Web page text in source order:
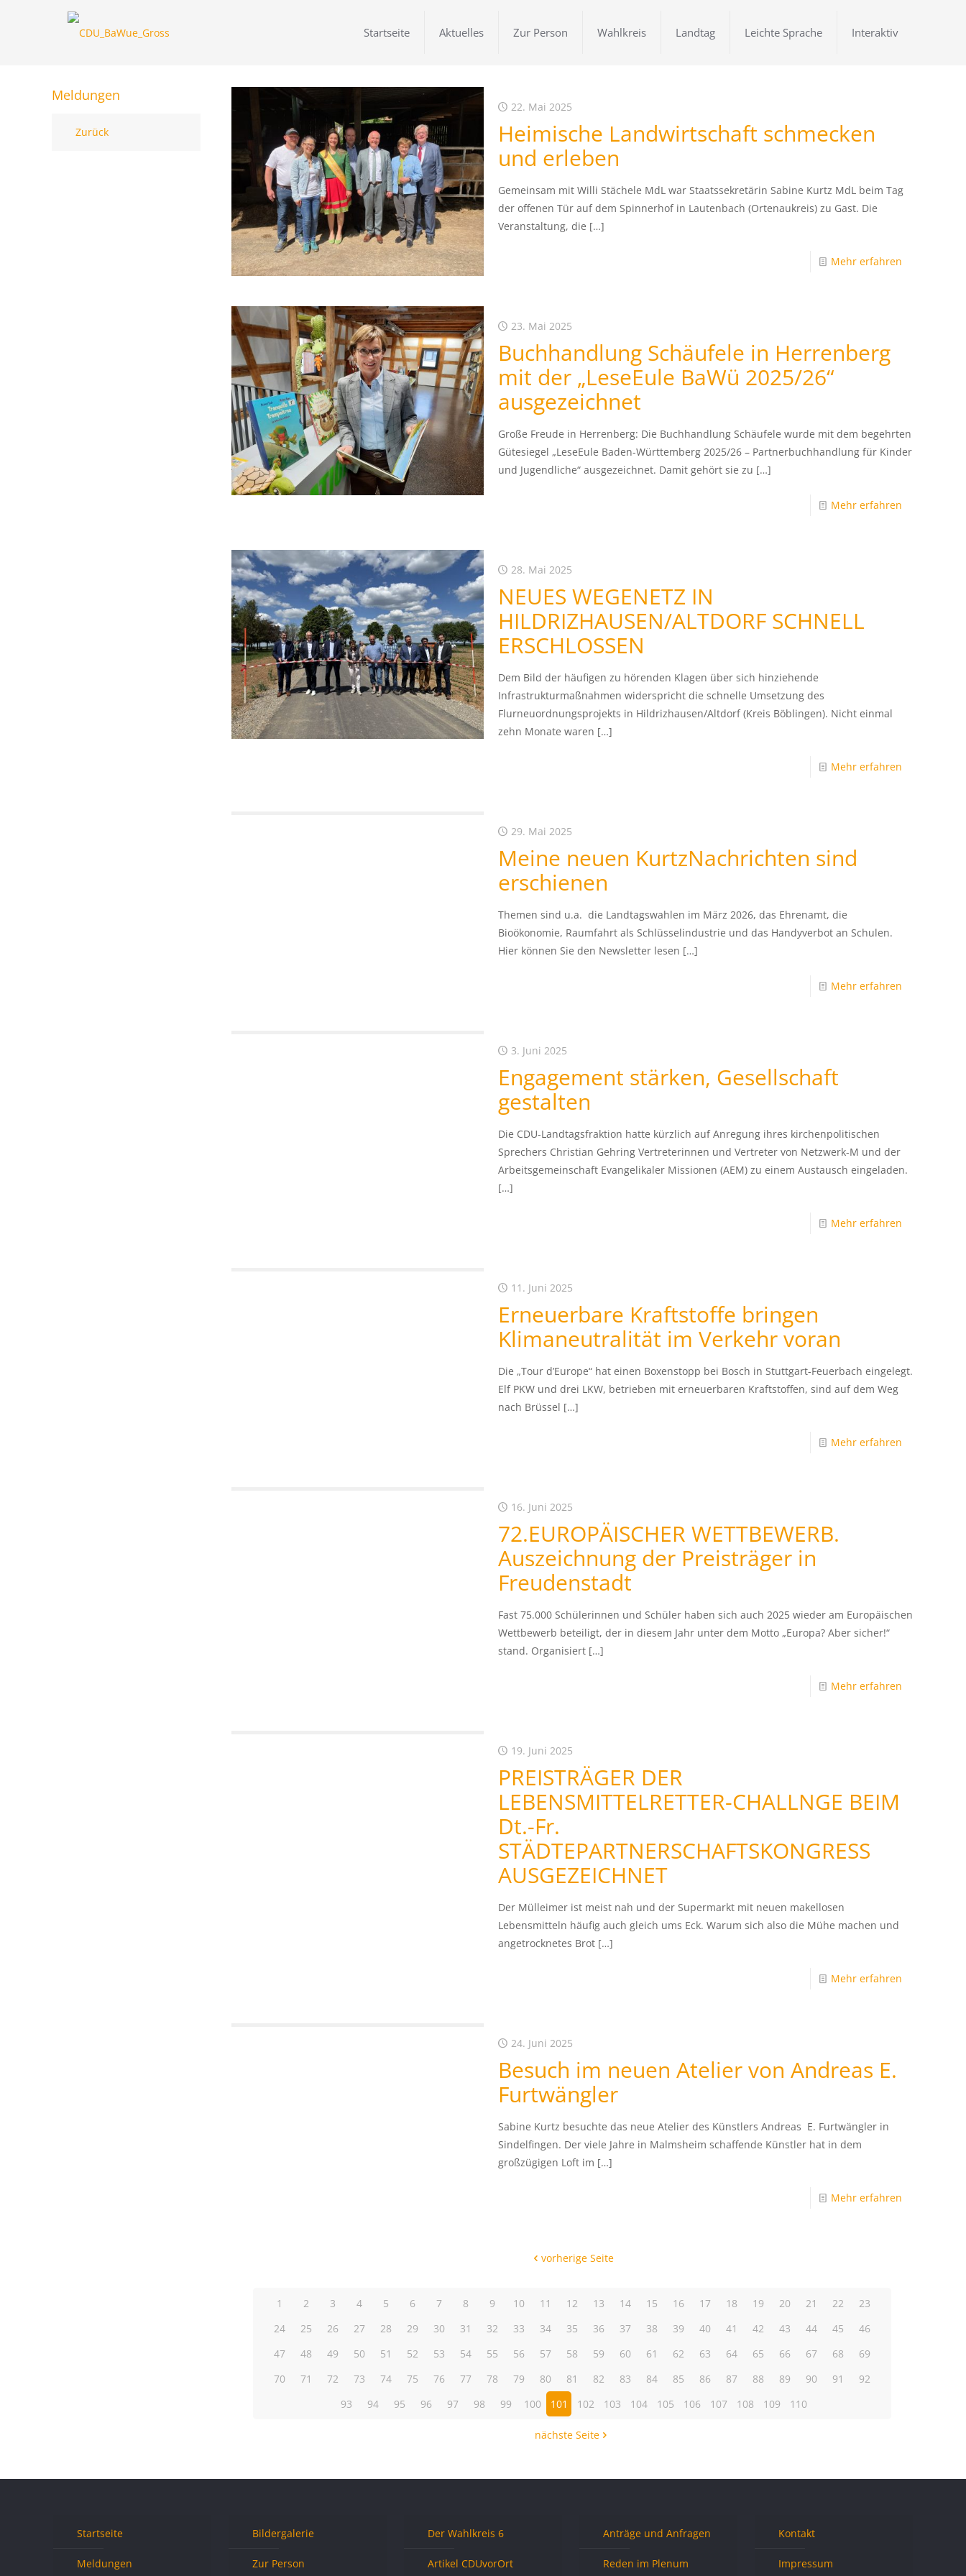
Startseite Aktuelles Zur Person Wahlkreis Landtag Leichte Sprache Interaktiv
22. Mai 2025
Heimische Landwirtschaft schmecken
und erleben
Gemeinsam mit Willi Stächele MdL war Staatssekretärin Sabine Kurtz MdL beim Tag
der offenen Tür auf dem Spinnerhof in Lautenbach (Ortenaukreis) zu Gast. Die
Veranstaltung, die […]
Mehr erfahren
23. Mai 2025
Buchhandlung Schäufele in Herrenberg
mit der „LeseEule BaWü 2025/26“
ausgezeichnet
Große Freude in Herrenberg: Die Buchhandlung Schäufele wurde mit dem begehrten
Gütesiegel „LeseEule Baden-Württemberg 2025/26 – Partnerbuchhandlung für Kinder
und Jugendliche“ ausgezeichnet. Damit gehört sie zu […]
Mehr erfahren
28. Mai 2025
NEUES WEGENETZ IN
HILDRIZHAUSEN/ALTDORF SCHNELL
ERSCHLOSSEN
Dem Bild der häufigen zu hörenden Klagen über sich hinziehende
Infrastrukturmaßnahmen widerspricht die schnelle Umsetzung des
Flurneuordnungsprojekts in Hildrizhausen/Altdorf (Kreis Böblingen). Nicht einmal
zehn Monate waren […]
Mehr erfahren
29. Mai 2025
Meine neuen KurtzNachrichten sind
erschienen
Themen sind u.a. die Landtagswahlen im März 2026, das Ehrenamt, die
Bioökonomie, Raumfahrt als Schlüsselindustrie und das Handyverbot an Schulen.
Hier können Sie den Newsletter lesen […]
Mehr erfahren
3. Juni 2025
Engagement stärken, Gesellschaft
gestalten
Die CDU-Landtagsfraktion hatte kürzlich auf Anregung ihres kirchenpolitischen
Sprechers Christian Gehring Vertreterinnen und Vertreter von Netzwerk-M und der
Arbeitsgemeinschaft Evangelikaler Missionen (AEM) zu einem Austausch eingeladen.
[…]
Mehr erfahren
11. Juni 2025
Erneuerbare Kraftstoffe bringen
Klimaneutralität im Verkehr voran
Die „Tour d’Europe“ hat einen Boxenstopp bei Bosch in Stuttgart-Feuerbach eingelegt.
Elf PKW und drei LKW, betrieben mit erneuerbaren Kraftstoffen, sind auf dem Weg
nach Brüssel […]
Mehr erfahren
16. Juni 2025
72.EUROPÄISCHER WETTBEWERB.
Auszeichnung der Preisträger in
Freudenstadt
Fast 75.000 Schülerinnen und Schüler haben sich auch 2025 wieder am Europäischen
Wettbewerb beteiligt, der in diesem Jahr unter dem Motto „Europa? Aber sicher!“
stand. Organisiert[…]
Mehr erfahren
19. Juni 2025
PREISTRÄGER DER
LEBENSMITTELRETTER-CHALLNGE BEIM
Dt.-Fr.
STÄDTEPARTNERSCHAFTSKONGRESS
AUSGEZEICHNET
Der Mülleimer ist meist nah und der Supermarkt mit neuen makellosen
Lebensmitteln häufig auch gleich ums Eck. Warum sich also die Mühe machen und
angetrocknetes Brot[…]
Mehr erfahren
24. Juni 2025
Besuch im neuen Atelier von Andreas E.
Furtwängler
Sabine Kurtz besuchte das neue Atelier des Künstlers Andreas E. Furtwängler in
Sindelfingen. Der viele Jahre in Malmsheim schaffende Künstler hat in dem
großzügigen Loft im […]
Mehr erfahren
vorherige Seite
1 2 3 4 5 6 7 8 9 10 11 12 13 14 15 16 17 18 19 20 21 22
23
24
25 26 27 28 29 30 31 32 33 34 35 36 37 38 39 40 41 42 43 44 45
46
47
48 49 50 51 52 53 54 55 56 57 58 59 60 61 62 63 64 65 66 67 68
69
70
71 72 73 74 75 76 77 78 79 80 81 82 83 84 85 86 87 88 89 90 91
92
93
94 95 96 97 98 99 100 101 102 103 104 105 106 107 108 109 110
nächste Seite
Meldungen
Zurück
Startseite
Meldungen
Bildergalerie
Zur Person
Der Wahlkreis 6
Artikel CDUvorOrt
Anträge und Anfragen
Reden im Plenum
Kontakt
Impressum